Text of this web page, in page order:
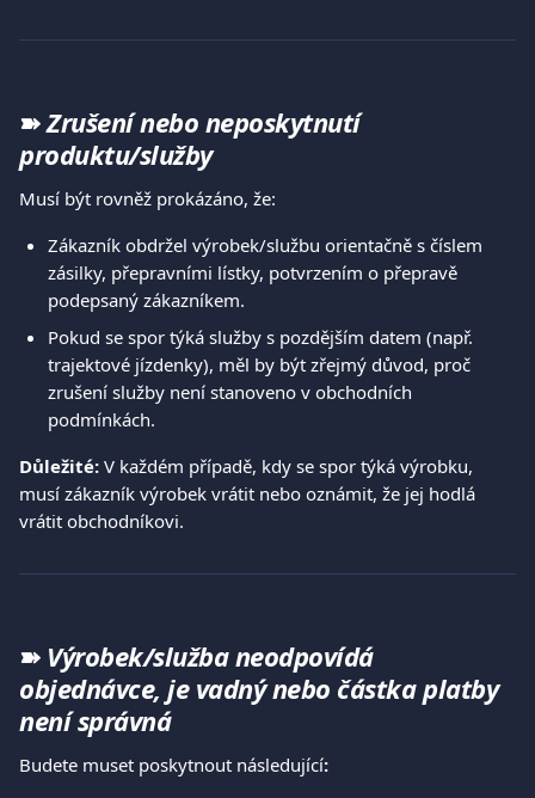
➽ Zrušení nebo neposkytnutí
produktu/služby
Musí být rovněž prokázáno, že:
Zákazník obdržel výrobek/službu orientačně s číslem
zásilky, přepravními lístky, potvrzením o přepravě
podepsaný zákazníkem.
Pokud se spor týká služby s pozdějším datem (např.
trajektové jízdenky), měl by být zřejmý důvod, proč
zrušení služby není stanoveno v obchodních
podmínkách.
Důležité: V každém případě, kdy se spor týká výrobku,
musí zákazník výrobek vrátit nebo oznámit, že jej hodlá
vrátit obchodníkovi.
➽ Výrobek/služba neodpovídá
objednávce, je vadný nebo částka platby
není správná
Budete muset poskytnout následující: